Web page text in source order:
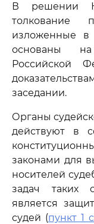
В решении
толкование
изложенные
основаны на
Российской
заседании.
Органы
действуют в
законами для
носителей
задач таких
является
судей (пункт 1